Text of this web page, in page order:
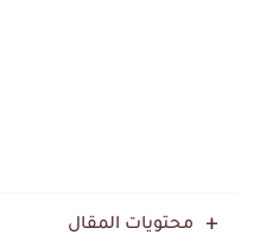
محتويات المقال